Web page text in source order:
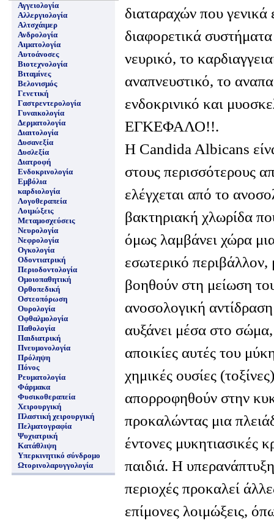
Αγγειολογία
Αλλεργιολογία
Αλτσχάιμερ
Ανδρολογία
Αιματολογία
Αυτοάνοσες
Βιοτεχνολογία
Βιταμίνες
Βελονισμός
Γενετική
Γαστρεντερολογία
Γυναικολογία
Δερματολογία
Διαιτολογία
Δυσανεξία
Δυσλεξία
Διατροφή
Ενδοκρινολογία
Εμβόλια
καρδιολογία
Λογοθεραπεία
Λοιμώξεις
Μεταμοσχεύσεις
Νευρολογία
Νεφρολογία
Ογκολογία
Οδοντιατρική
Περιοδοντολογία
Ομοιοπαθητική
Ορθοπεδική
Οστεοπόρωση
Ουρολογία
Οφθαλμολογία
Παθολογία
Παιδιατρική
Πνευμονολογία
Πρόληψη
Πόνος
Ρευματολογία
Φάρμακα
Φυσικοθεραπεία
Χειρουργική
Πλαστική χειρουργική
Πελματογραφία
Ψυχιατρική
Κατάθλιψη
Υπερκινητικό σύνδρομο
Ωτορινολαρυγγολογία
διαταραχών που γενικά
διαφορετικά
νευρικό, το
αναπνευστικό, το
ενδοκρινικό και
ΕΓΚΕΦΑΛΟ!!.
Η Candida Albicans
στους περισσότερους
ελέγχεται από το
βακτηριακή χλωρίδα
όμως λαμβάνει χώρα
εσωτερικό
βοηθούν στη μείωση
ανοσολογική
αυξάνει μέσα στο
αποικίες αυτές του
χημικές ουσίες
απορροφηθούν στην
προκαλώντας μια
έντονες μυκητιασικές
παιδιά. Η
περιοχές προκαλεί
επίμονες λοιμώξεις,